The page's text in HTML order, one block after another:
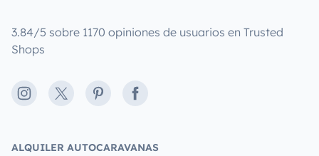
3.84/5 sobre 1170 opiniones de usuarios en Trusted
Shops
Instagram
X PinterestFacebook
ALQUILER AUTOCARAVANAS